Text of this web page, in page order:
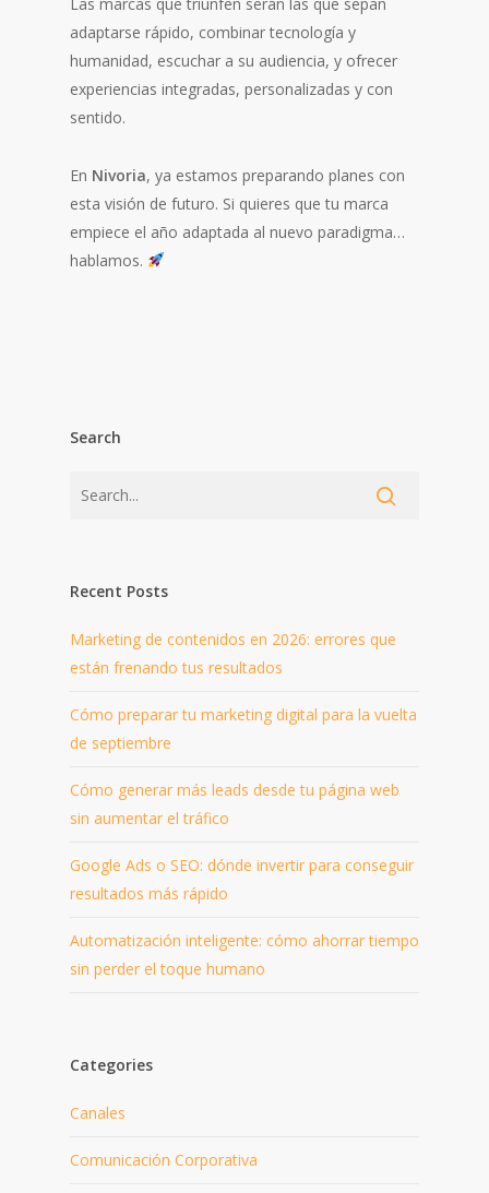
adaptarse rápido, combinar tecnología y
humanidad, escuchar a su audiencia, y ofrecer
experiencias integradas, personalizadas y con
sentido.
En Nivoria, ya estamos preparando planes con
esta visión de futuro. Si quieres que tu marca
empiece el año adaptada al nuevo paradigma…
hablamos.
Search
Recent Posts
Marketing de contenidos en 2026: errores que
están frenando tus resultados
Cómo preparar tu marketing digital para la vuelta
de septiembre
Cómo generar más leads desde tu página web
sin aumentar el tráfico
Google Ads o SEO: dónde invertir para conseguir
resultados más rápido
Automatización inteligente: cómo ahorrar tiempo
sin perder el toque humano
Categories
Canales
Comunicación Corporativa